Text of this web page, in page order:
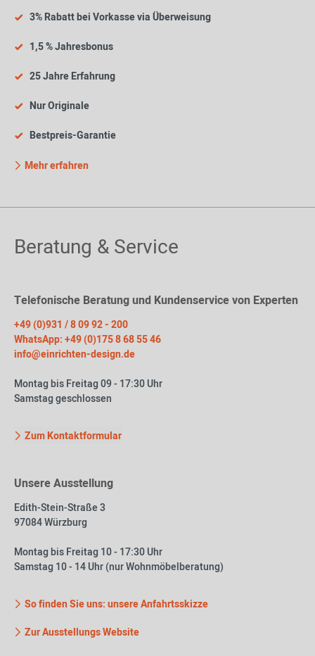
3% Rabatt bei Vorkasse via Überweisung
1,5 % Jahresbonus
25 Jahre Erfahrung
Nur Originale
Bestpreis-Garantie
Mehr erfahren
Beratung & Service
Telefonische Beratung und Kundenservice von Experten
+49 (0)931 / 8 09 92 - 200
WhatsApp: +49 (0)175 8 68 55 46
info@einrichten-design.de
Montag bis Freitag 09 - 17:30 Uhr
Samstag geschlossen
Zum Kontaktformular
Unsere Ausstellung
Edith-Stein-Straße 3
97084 Würzburg
Montag bis Freitag 10 - 17:30 Uhr
Samstag 10 - 14 Uhr (nur Wohnmöbelberatung)
So finden Sie uns: unsere Anfahrtsskizze
Zur Ausstellungs Website